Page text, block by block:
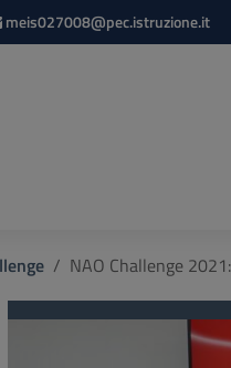
meis027008@pec.istruzione.it
NAO Challenge